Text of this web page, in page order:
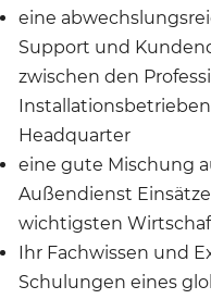
eine
Support und
zwischen den
Headquarter
eine gute Mischung
Außendienst
wichtigsten
Ihr Fachwissen und
Schulungen eines